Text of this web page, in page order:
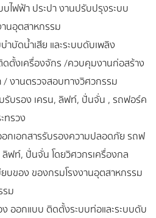
ไฟฟ้า ประปา งานปรับปรุงระบบ
านอุตสาหกรรม
บัดน้ำเสีย และระบบดับเพลิง
ตั้งเครื่องจักร /ควบคุมงานก่อสร้าง
งานตรวจสอบทางวิศวกรรม
รับรอง เครน, ลิฟท์, ปั่นจั่น , รถฟอร์ค
ทรวง
กเอกสารรับรองความปลอดภัย รถฟ
ฟท์, ปั่นจั่น โดยวิศวกรเครื่องกล
ของ ของกรมโรงงานอุตสาหกรรม
รม
ออกแบบ ติดตั้งระบบท่อและระบบดับ